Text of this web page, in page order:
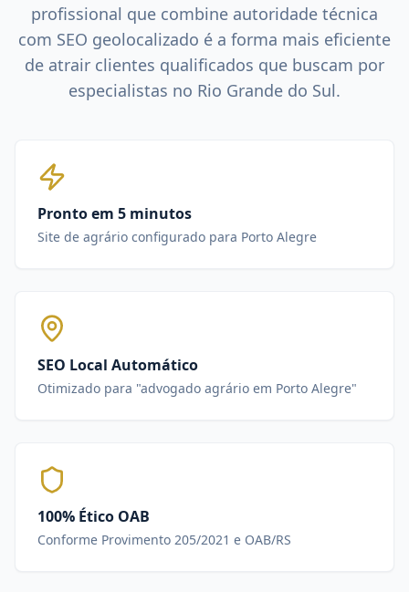
profissional que combine autoridade técnica
com SEO geolocalizado é a forma mais eficiente
de atrair clientes qualificados que buscam por
especialistas no Rio Grande do Sul.
Pronto em 5 minutos
Site de agrário configurado para Porto Alegre
SEO Local Automático
Otimizado para "advogado agrário em Porto Alegre"
100% Ético OAB
Conforme Provimento 205/2021 e OAB/RS